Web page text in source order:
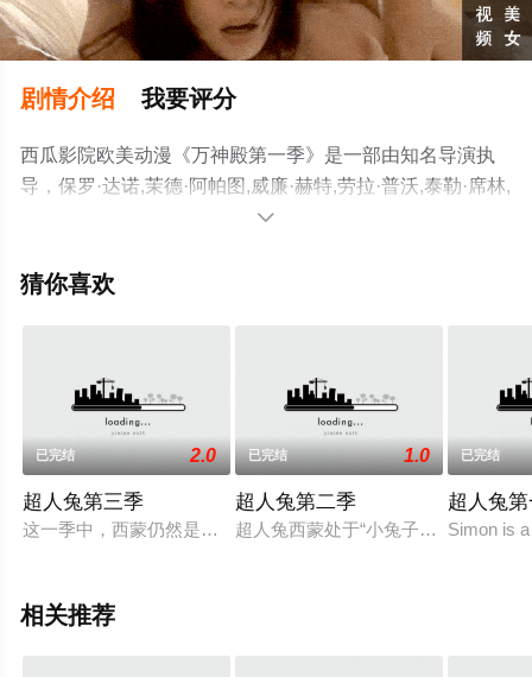
剧情介绍 我要评分
西瓜影院欧美动漫《万神殿第一季》是一部由知名导演执
导，保罗·达诺,茉德·阿帕图,威廉·赫特,劳拉·普沃,泰勒·席林,
艾伦·艾克哈特,斯科特·麦克纳里,寇瑞·斯托尔,罗丝玛丽·德
夫里,凯蒂·张,萨缪尔·劳金,凯文·杜兰,格蕾·德丽斯勒,阿尼卡·
猫或剧情网等平台了解。

猜你喜欢
已完结 2.0
超人兔第三季
这一季中，西蒙仍然是我们所知道和喜爱的那个超级精力充沛
已完结 1.0
超人兔第二季
超人兔西蒙处于“小兔子”的阶段，所
已完结
超人兔
Simon is
相关推荐